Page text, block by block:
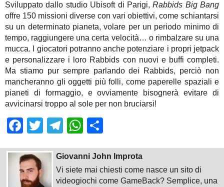
Sviluppato dallo studio Ubisoft di Parigi,Rabbids Big Bang
offre 150 missioni diverse con vari obiettivi, come schiantarsi
su un determinato pianeta, volare per un periodo minimo di
tempo, raggiungere una certa velocità… o rimbalzare su una
mucca. I giocatori potranno anche potenziare i propri jetpack
e personalizzare i loro Rabbids con nuovi e buffi completi.
Ma stiamo pur sempre parlando dei Rabbids, perciò non
mancheranno gli oggetti più folli, come paperelle spaziali e
pianeti di formaggio, e ovviamente bisognerà evitare di
avvicinarsi troppo al sole per non bruciarsi!
Facebook
TwitterTelegram
WhatsApp
Giovanni John Improta
Vi siete mai chiesti come nasce un sito di
videogiochi come GameBack? Semplice, una